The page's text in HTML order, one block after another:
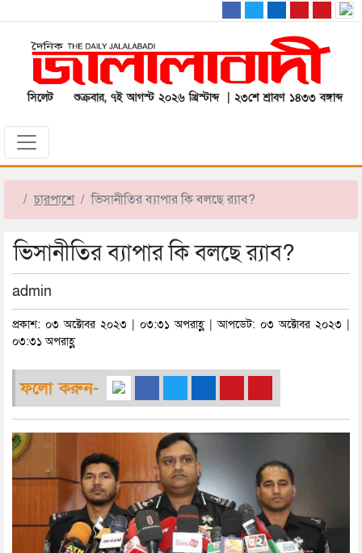
সিলেট শুক্রবার, ৭ই আগস্ট ২০২৬ খ্রিস্টাব্দ | ২৩শে শ্রাবণ ১৪৩৩ বঙ্গাব্দ
চারপাশে ভিসানীতির ব্যাপার কি বলছে র‌্যাব?
ভিসানীতির ব্যাপার কি বলছে র‌্যাব?
admin
প্রকাশ: ০৩ অক্টোবর ২০২৩ | ০৩:৩১ অপরাহ্ণ | আপডেট: ০৩ অক্টোবর ২০২৩ |
০৩:৩১ অপরাহ্ণ
ফলো করুন-